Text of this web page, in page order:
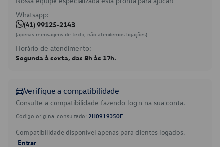
Whatsapp:
(41) 99125-2143
(apenas mensagens de texto, não atendemos ligações)
Horário de atendimento:
Segunda à sexta, das 8h às 17h.
Verifique a compatibilidade
Consulte a compatibilidade fazendo login na sua conta.
Código original consultado: 2H0919050F
Compatibilidade disponível apenas para clientes logados.
Entrar